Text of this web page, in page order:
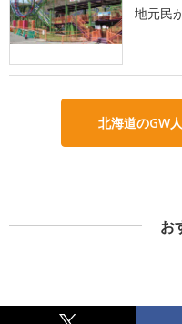
地元民
北海道のGW
お